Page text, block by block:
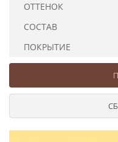
ОТТЕНОК
СОСТАВ
ПОКРЫТИЕ
Ушковые
Шторные
Цепочки шарики с замком
Ткани
Шнуры